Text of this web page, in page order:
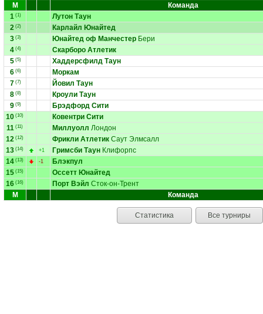
М
Команда
1 (1)
Лутон Таун
2 (2)
Карлайл Юнайтед
3 (3) Юнайтед оф Манчестер Бери
4 (4)
Скарборо Атлетик
5 (5)
Хаддерсфилд Таун
6 (6)
Моркам
7 (7)
Йовил Таун
8 (8)
Кроули Таун
9 (9)
Брэдфорд Сити
10 (10)
Ковентри Сити
11 (11) Миллуолл Лондон
12 (12) Фрикли Атлетик Саут Элмсалл
13 (14) +1 Гримсби Таун Клифорпс
14 (13) -1
Блэкпул
15 (15)
Оссетт Юнайтед
16 (16) Порт Вэйл Сток-он-Трент
М
Команда
Статистика Все турниры